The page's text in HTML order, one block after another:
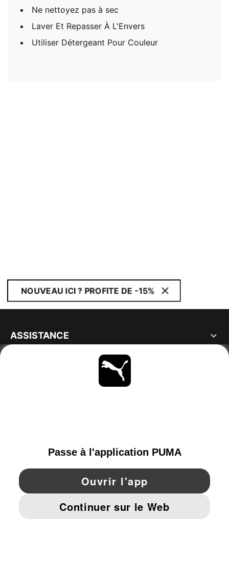
Ne nettoyez pas à sec
Laver Et Repasser À L'Envers
Utiliser Détergeant Pour Couleur
NOUVEAU ICI ? PROFITE DE -15%
ASSISTANCE
YouTube Twitter Pinterest
MENTIONS ET DONNÉES LÉGALES